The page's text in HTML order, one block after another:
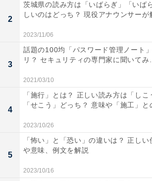
禍という状況で、面接方法が変わった
かったりと、さまざまな変化から内定
像してしまう人も少なくありません。
と、冷静な判断ができなくなることも
の余裕が欲しいですね。
回答者からは「辞めて数週間経った頃
持ちになる。『とにかく早く次の仕事
ば』と冷静さを失う（転職時25歳 女性
まらなかったらどうしよう』という不
くなる（転職時29歳 女性）」「就職活
と、精神的・経済的に負担が増える（
性）」などの声が集まり、長引く転職
2
茨城県の読み方は「いばらぎ」「いば
しいのはどっち？ 現役アナウンサーが
2023/11/06
3
話題の100均「パスワード管理ノート
リ？ セキュリティの専門家に聞いてみ...
2021/03/10
4
「施行」とは？ 正しい読み方は「しこ
「せこう」どっち？ 意味や「施工」と
2023/10/26
5
「怖い」と「恐い」の違いは？ 正しい
や意味、例文を解説
2023/10/16